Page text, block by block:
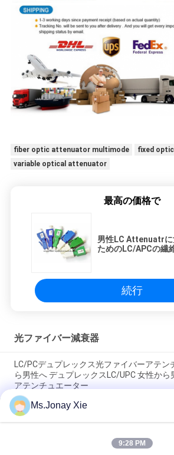
fiber optic attenuator multimode
fixed
variable optical attenuator
最高の価格で
男性LC Attenuatrに
ためのLC/APCの繊
続行
光ファイバー減衰器
LC/PCデュプレックス光ファイバーアテン
ら男性へ デュプレックスLC/UPC 女性か
アテンチュエーター
OAF E-2000/APC 単調調縮器 9/125 E2000
男性 SM
試験装置のための繊維光学LC UPCの減衰
Ms.Jonay Xie
9:28 PM